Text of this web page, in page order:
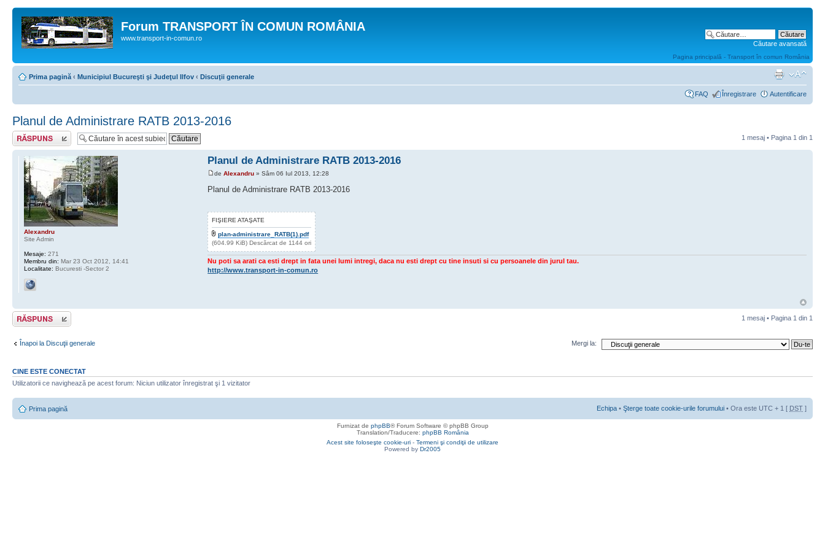
Forum TRANSPORT ÎN COMUN ROMÂNIA
www.transport-in-comun.ro
Căutare avansată
Pagina principală - Transport în comun România
Prima pagină ‹ Municipiul Bucureşti şi Judeţul Ilfov ‹ Discuţii generale
FAQ Înregistrare Autentificare
Planul de Administrare RATB 2013-2016
Răspunde 1 mesaj • Pagina 1 din 1
Planul de Administrare RATB 2013-2016
deAlexandru » Sâm 06 Iul 2013, 12:28
Planul de Administrare RATB 2013-2016
FIŞIERE ATAŞATE
plan-administrare_RATB(1).pdf
(604.99 KiB) Descărcat de 1144 ori
Nu poti sa arati ca esti drept in fata unei lumi intregi, daca nu esti drept cu tine insuti si cu persoanele din jurul tau.
http://www.transport-in-comun.ro
Alexandru
Site Admin
Mesaje: 271
Membru din: Mar 23 Oct 2012, 14:41
Localitate: Bucuresti -Sector 2
Răspunde 1 mesaj • Pagina 1 din 1
Înapoi la Discuţii generale Mergi la:
CINE ESTE CONECTAT
Utilizatorii ce navighează pe acest forum: Niciun utilizator înregistrat şi 1 vizitator
Prima pagină Echipa • Şterge toate cookie-urile forumului • Ora este UTC + 1 [ DST ]
Furnizat de phpBB® Forum Software © phpBB Group
Translation/Traducere: phpBB România
Acest site foloseşte cookie-uri - Termeni şi condiţii de utilizare
Powered by Dr2005